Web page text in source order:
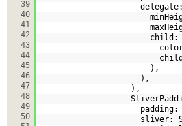
39
40
41
42
43
44
45
46
47
48
49
50
child:
),
),
),
sliver: